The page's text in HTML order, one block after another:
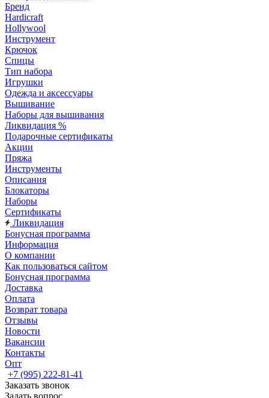
Бренд
Hardicraft
Hollywool
Инструмент
Крючок
Спицы
Тип набора
Игрушки
Одежда и аксессуары
Вышивание
Наборы для вышивания
Ликвидация %
Подарочные сертификаты
Акции
Пряжа
Инструменты
Описания
Блокаторы
Наборы
Сертификаты
Ликвидация
Бонусная программа
Информация
О компании
Как пользоваться сайтом
Бонусная программа
Доставка
Оплата
Возврат товара
Отзывы
Новости
Вакансии
Контакты
Опт
+7 (995) 222-81-41
Заказать звонок
Задать вопрос